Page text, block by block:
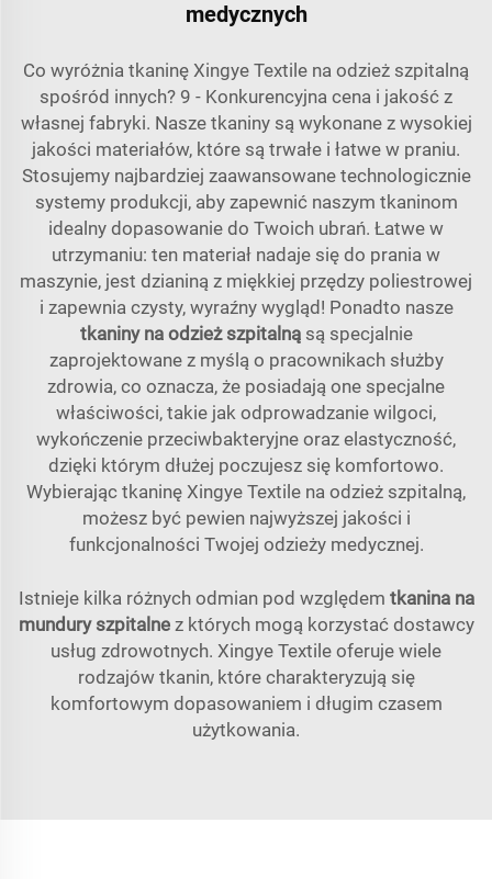
medycznych
Co wyróżnia tkaninę Xingye Textile na odzież szpitalną
spośród innych? 9 - Konkurencyjna cena i jakość z
własnej fabryki. Nasze tkaniny są wykonane z wysokiej
jakości materiałów, które są trwałe i łatwe w praniu.
Stosujemy najbardziej zaawansowane technologicznie
systemy produkcji, aby zapewnić naszym tkaninom
idealny dopasowanie do Twoich ubrań. Łatwe w
utrzymaniu: ten materiał nadaje się do prania w
maszynie, jest dzianiną z miękkiej przędzy poliestrowej
i zapewnia czysty, wyraźny wygląd! Ponadto nasze
tkaniny na odzież szpitalną są specjalnie
zaprojektowane z myślą o pracownikach służby
zdrowia, co oznacza, że posiadają one specjalne
właściwości, takie jak odprowadzanie wilgoci,
wykończenie przeciwbakteryjne oraz elastyczność,
dzięki którym dłużej poczujesz się komfortowo.
Wybierając tkaninę Xingye Textile na odzież szpitalną,
możesz być pewien najwyższej jakości i
funkcjonalności Twojej odzieży medycznej.
Istnieje kilka różnych odmian pod względem tkanina na
mundury szpitalne z których mogą korzystać dostawcy
usług zdrowotnych. Xingye Textile oferuje wiele
rodzajów tkanin, które charakteryzują się
komfortowym dopasowaniem i długim czasem
użytkowania.